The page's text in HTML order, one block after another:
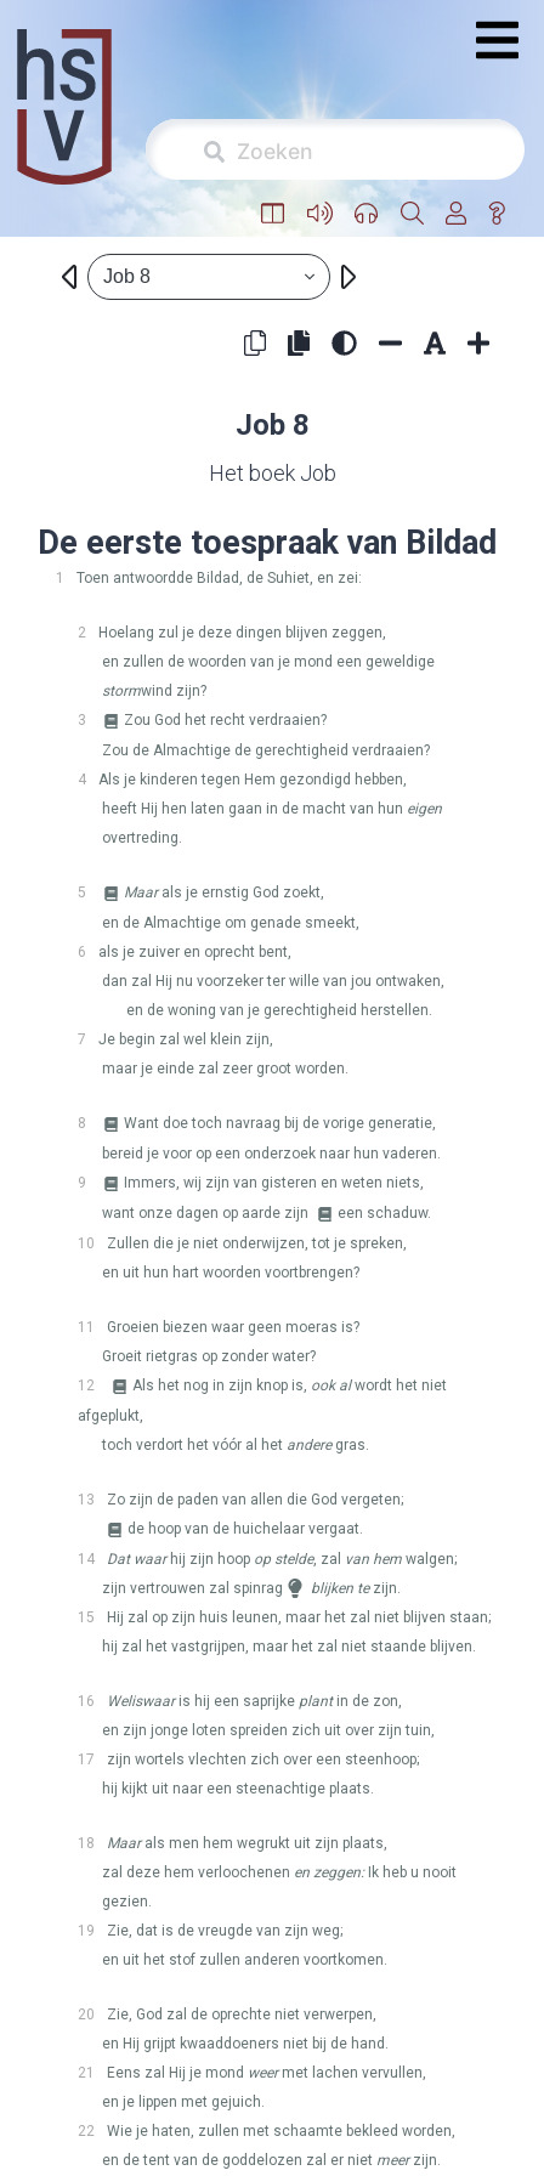
Job 8
Job 8
Het boek Job
De eerste toespraak van Bildad
1 Toen antwoordde Bildad, de Suhiet, en zei:
2
Hoelang zul je deze dingen blijven zeggen,
en zullen de woorden van je mond een geweldige
stormwind zijn?
3
Zou God het recht verdraaien?
Zou de Almachtige de gerechtigheid verdraaien?
4
Als je kinderen tegen Hem gezondigd hebben,
heeft Hij hen laten gaan in de macht van hun eigen
overtreding.
5 Maarals je ernstig God zoekt,
en de Almachtige om genade smeekt,
6
als je zuiver en oprecht bent,
dan zal Hij nu voorzeker ter wille van jou ontwaken,
en de woning van je gerechtigheid herstellen.
7
Je begin zal wel klein zijn,
maar je einde zal zeer groot worden.
8
Want doe toch navraag bij de vorige generatie,
bereid je voor op een onderzoek naar hun vaderen.
9
Immers, wij zijn van gisteren en weten niets,
want onze dagen op aarde zijn
een schaduw.
10
Zullen die je niet onderwijzen, tot je spreken,
en uit hun hart woorden voortbrengen?
11
Groeien biezen waar geen moeras is?
Groeit rietgras op zonder water?
12
Als het nog in zijn knop is, ook alwordt het niet
afgeplukt,
toch verdort het vóór al het anderegras.
13
Zo zijn de paden van allen die God vergeten;
de hoop van de huichelaar vergaat.
14
Dat waarhij zijn hoop op stelde, zal van hem walgen;
zijn vertrouwen zal spinrag
blijken tezijn.
15
Hij zal op zijn huis leunen, maar het zal niet blijven staan;
hij zal het vastgrijpen, maar het zal niet staande blijven.
16 Weliswaaris hij een saprijke plantin de zon,
en zijn jonge loten spreiden zich uit over zijn tuin,
17
zijn wortels vlechten zich over een steenhoop;
hij kijkt uit naar een steenachtige plaats.
18 Maarals men hem wegrukt uit zijn plaats,
zal deze hem verloochenen en zeggen:Ik heb u nooit
gezien.
19
Zie, dat is de vreugde van zijn weg;
en uit het stof zullen anderen voortkomen.
20
Zie, God zal de oprechte niet verwerpen,
en Hij grijpt kwaaddoeners niet bij de hand.
21
Eens zal Hij je mond weermet lachen vervullen,
en je lippen met gejuich.
22
Wie je haten, zullen met schaamte bekleed worden,
en de tent van de goddelozen zal er niet meerzijn.